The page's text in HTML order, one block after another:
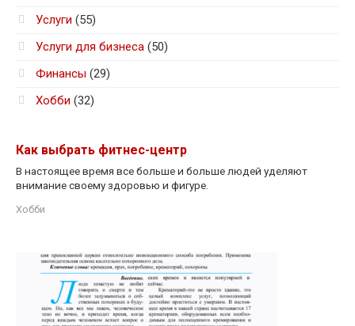
Услуги (55)
Услуги для бизнеса (50)
Финансы (29)
Хобби (32)
Как выбрать фитнес-центр
В настоящее время все больше и больше людей уделяют
внимание своему здоровью и фигуре.
Хобби